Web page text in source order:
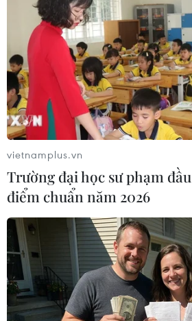
Pháp
Theo dõi VietnamPlus
TIN LIÊN QUAN
vietnamplus.vn
Trường đại học sư phạm
điểm chuẩn năm 2026